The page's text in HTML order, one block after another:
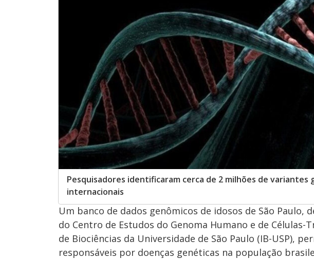
Pesquisadores identificaram cerca de 2 milhões de variantes
internacionais
Um banco de dados genômicos de idosos de São Paulo,
do Centro de Estudos do Genoma Humano e de Células-
de Biociências da Universidade de São Paulo (IB-USP),
responsáveis por doenças genéticas na população